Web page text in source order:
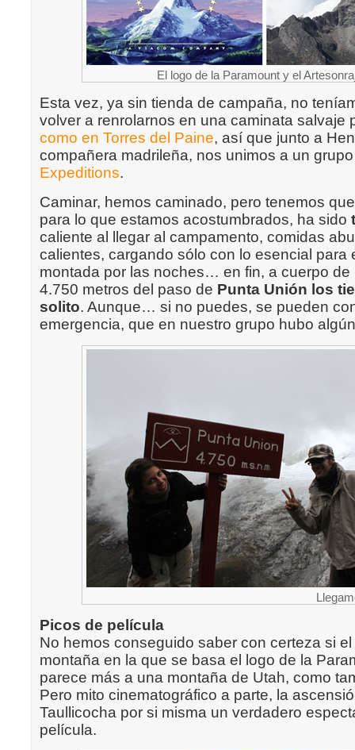
El logo de la Paramount y el
Esta vez, ya sin tienda de campaña, no
volver a renrolarnos en una caminata salvaje
como en Torres del Paine, así que junto a
compañera madrileña, nos unimos a un
Expeditions.
Caminar, hemos caminado, pero tenemos
para lo que estamos acostumbrados, ha sido
caliente al llegar al campamento, comidas
calientes, cargando sólo con lo esencial para
montada por las noches… en fin, a cuerpo de
4.750 metros del paso de Punta Unión los
solito. Aunque… si no puedes, se pueden
emergencia, que en nuestro grupo hubo
Picos de película
No hemos conseguido saber con certeza si el
montaña en la que se basa el logo de la
parece más a una montaña de Utah, como
Pero mito cinematográfico a parte, la
Taullicocha por si misma un verdadero
película.